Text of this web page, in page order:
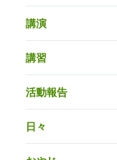
講演
講習
活動報告
日々